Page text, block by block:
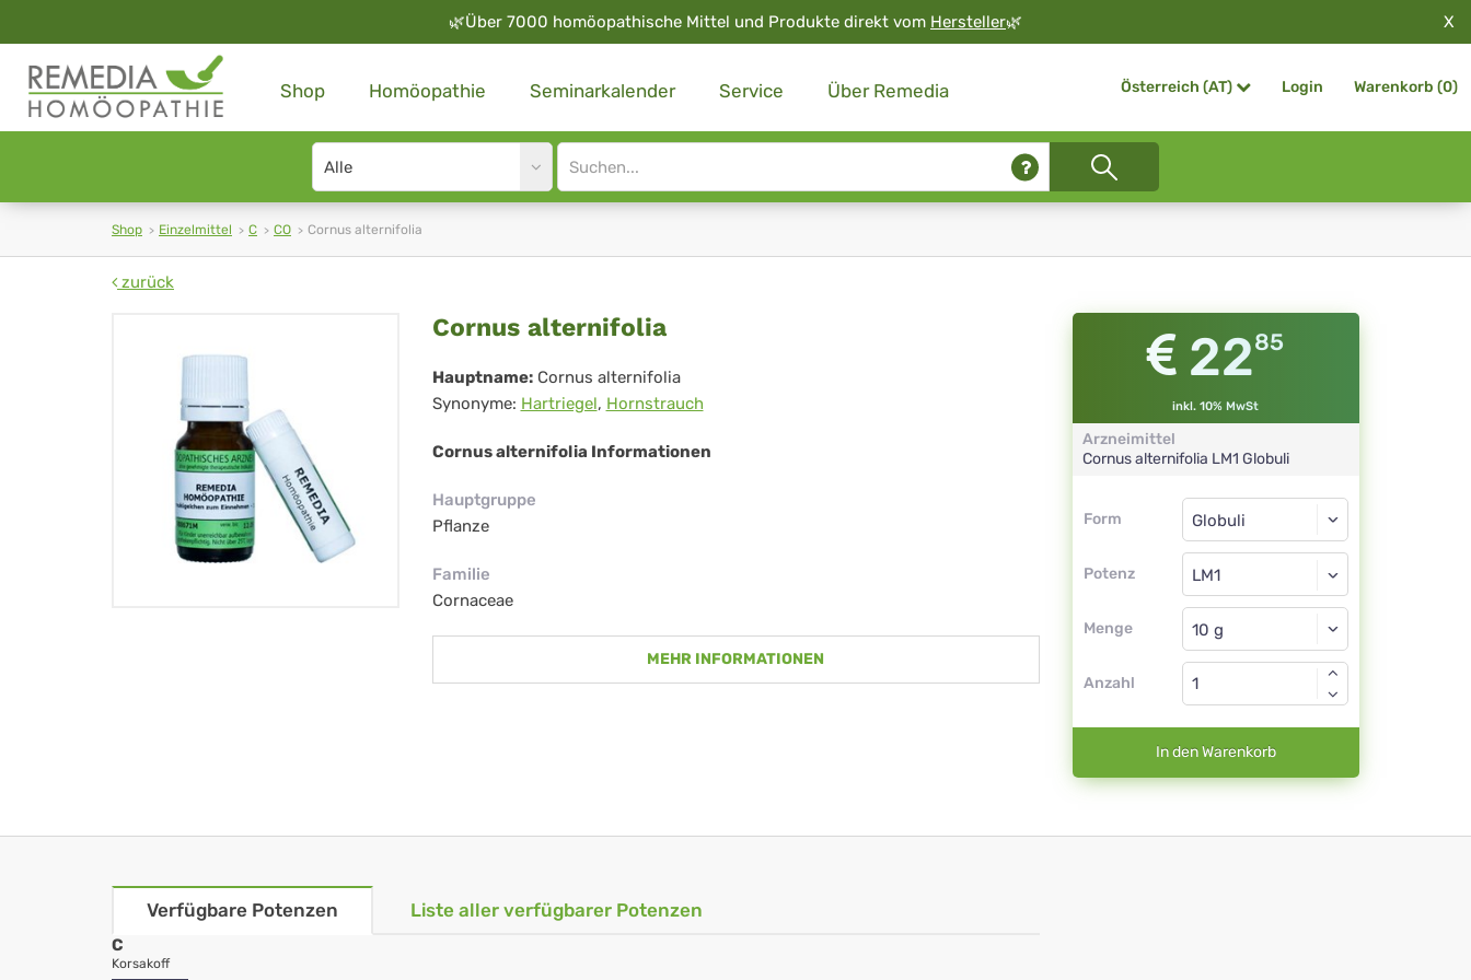
🌿Über 7000 homöopathische Mittel und Produkte direkt vom Hersteller🌿 X
Shop Homöopathie Seminarkalender Service Über Remedia Österreich (AT) Login Warenkorb (0)
Search
type
Site
search
Shop Einzelmittel C CO Cornus alternifolia
zurück
Cornus
alternifolia
Cornus alternifolia
Hauptname: Cornus alternifolia
Synonyme: Hartriegel, Hornstrauch
Cornus alternifolia Informationen
Hauptgruppe
Pflanze
Familie
Cornaceae
MEHR INFORMATIONEN
2285
inkl. 10% MwSt
Arzneimittel
Cornus alternifolia LM1 Globuli
Form
Form
Potenz
Globuli
LM1
Menge
Globuli
Anzahl
In den Warenkorb
Verfügbare Potenzen Liste aller verfügbarer Potenzen
C
Korsakoff